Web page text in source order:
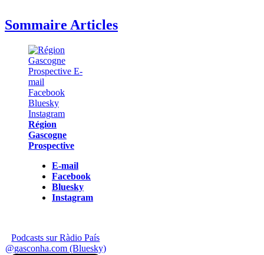
Sommaire Articles
Région
Gascogne
Prospective
E-mail
Facebook
Bluesky
Instagram
Podcasts sur Ràdio País
@gasconha.com (Bluesky)